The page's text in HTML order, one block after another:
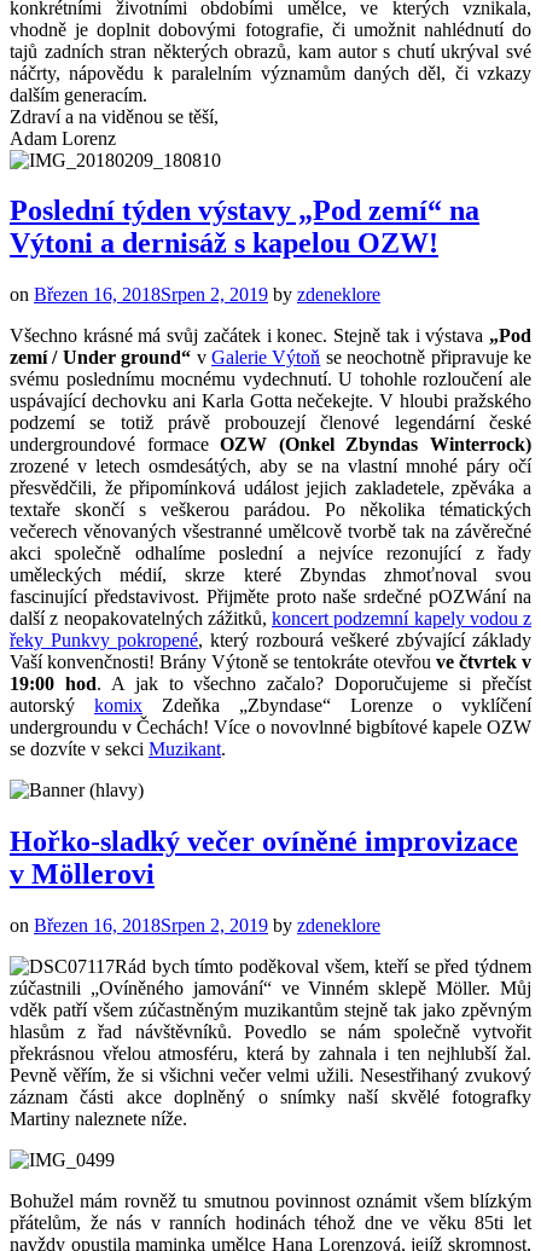
konkrétními životními obdobími umělce, ve kterých vznikala,
vhodně je doplnit dobovými fotografie, či umožnit nahlédnutí do
tajů zadních stran některých obrazů, kam autor s chutí ukrýval své
náčrty, nápovědu k paralelním významům daných děl, či vzkazy
dalším generacím.
Zdraví a na viděnou se těší,
Adam Lorenz
Poslední týden výstavy „Pod zemí“ na
Výtoni a dernisáž s kapelou OZW!
on Březen 16, 2018Srpen 2, 2019 by zdeneklore
Všechno krásné má svůj začátek i konec. Stejně tak i výstava „Pod
zemí / Under ground“ vGalerie Výtoň se neochotně připravuje ke
svému poslednímu mocnému vydechnutí. U tohohle rozloučení ale
uspávající dechovku ani Karla Gotta nečekejte. V hloubi pražského
podzemí se totiž právě probouzejí členové legendární české
undergroundové formaceOZW (Onkel Zbyndas Winterrock)
zrozené v letech osmdesátých, aby se na vlastní mnohé páry očí
přesvědčili, že připomínková událost jejich zakladetele, zpěváka a
textaře skončí s veškerou parádou. Po několika tématických
večerech věnovaných všestranné umělcově tvorbě tak na závěrečné
akci společně odhalíme poslední a nejvíce rezonující z řady
uměleckých médií, skrze které Zbyndas zhmoťnoval svou
fascinující představivost. Přijměte proto naše srdečné pOZWání na
další z neopakovatelných zážitků, koncert podzemní kapely vodou z
řeky Punkvy pokropené, který rozbourá veškeré zbývající základy
Vaší konvenčnosti! Brány Výtoně se tentokráte otevřou ve čtvrtek v
19:00 hod. A jak to všechno začalo? Doporučujeme si přečíst
autorský komix Zdeňka „Zbyndase“ Lorenze o vyklíčení
undergroundu v Čechách! Více o novovlnné bigbítové kapele OZW
se dozvíte v sekci Muzikant.
Hořko-sladký večer ovíněné improvizace
v Möllerovi
on Březen 16, 2018Srpen 2, 2019 by zdeneklore
Rád bych tímto poděkoval všem, kteří se před týdnem
zúčastnili „Ovíněného jamování“ ve Vinném sklepě Möller. Můj
vděk patří všem zúčastněným muzikantům stejně tak jako zpěvným
hlasům z řad návštěvníků. Povedlo se nám společně vytvořit
překrásnou vřelou atmosféru, která by zahnala i ten nejhlubší žal.
Pevně věřím, že si všichni večer velmi užili. Nesestřihaný zvukový
záznam části akce doplněný o snímky naší skvělé fotografky
Martiny naleznete níže.
Bohužel mám rovněž tu smutnou povinnost oznámit všem blízkým
přátelům, že nás v ranních hodinách téhož dne ve věku 85ti let
navždy opustila maminka umělce Hana Lorenzová, jejíž skromnost,